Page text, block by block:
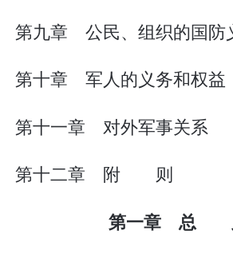
第九章 公民、组织的国防
第十章 军人的义务和权益
第十一章 对外军事关系
第十二章 附 则
第一章 总